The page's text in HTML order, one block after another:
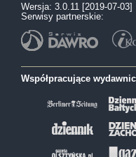
Wersja: 3.0.11 [2019-07-03]
Serwisy partnerskie:
Współpracujące